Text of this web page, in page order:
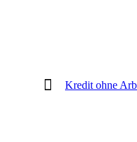
Kredit ohne